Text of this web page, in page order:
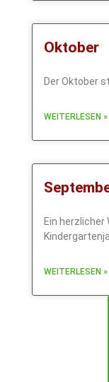
Oktober
Der Oktober
WEITERLESEN »
Ein herzlicher
WEITERLESEN »